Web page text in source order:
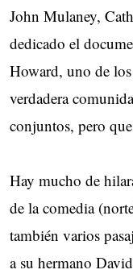
John Mulaney,
dedicado el
Howard, uno de
verdadera
conjuntos, pero
Hay mucho de
de la comedia
también varios
a su hermano